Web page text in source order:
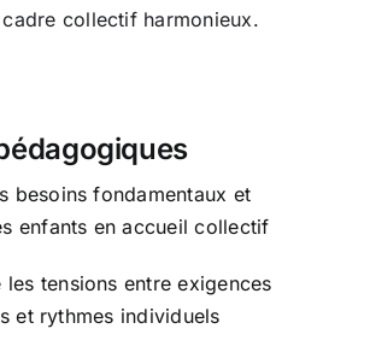
collectif harmonieux.
besoins fondamentaux et
enfants en accueil collectif
tensions entre exigences
et rythmes individuels